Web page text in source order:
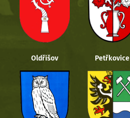
Oldřišov Petřkovice